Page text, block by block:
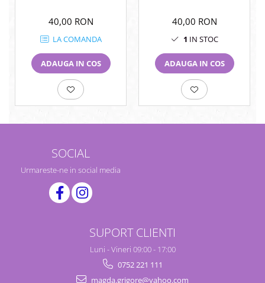
40,00 RON
LA COMANDA
ADAUGA IN COS
40,00 RON
1 IN STOC
ADAUGA IN COS
SOCIAL
Urmareste-ne in social media
SUPORT CLIENTI
Luni - Vineri 09:00 - 17:00
0752 221 111
magda.grigore@yahoo.com